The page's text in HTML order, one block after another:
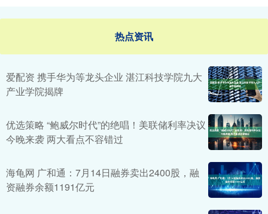
热点资讯
爱配资 携手华为等龙头企业 湛江科技学院九大
产业学院揭牌
优选策略 “鲍威尔时代”的绝唱！美联储利率决议
今晚来袭 两大看点不容错过
海龟网 广和通：7月14日融券卖出2400股，融
资融券余额1191亿元